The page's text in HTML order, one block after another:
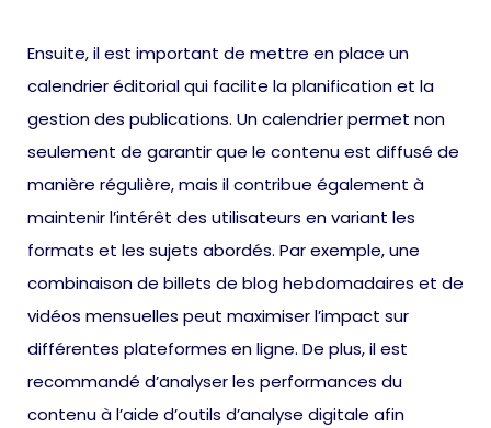
Ensuite, il est important de mettre en place un
calendrier éditorial qui facilite la planification et la
gestion des publications. Un calendrier permet non
seulement de garantir que le contenu est diffusé de
manière régulière, mais il contribue également à
maintenir l’intérêt des utilisateurs en variant les
formats et les sujets abordés. Par exemple, une
combinaison de billets de blog hebdomadaires et de
vidéos mensuelles peut maximiser l’impact sur
différentes plateformes en ligne. De plus, il est
recommandé d’analyser les performances du
contenu à l’aide d’outils d’analyse digitale afin